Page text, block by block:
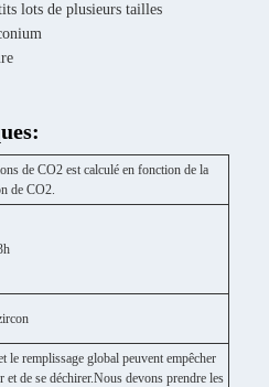
lots de plusieurs tailles
de CO2 est calculé en fonction de la
de CO2.
le remplissage global peuvent empêcher
et de se déchirer.Nous devons prendre les